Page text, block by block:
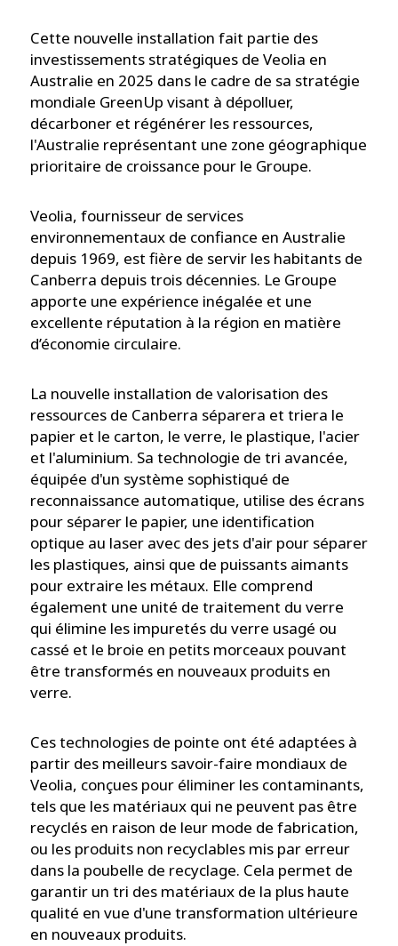
Cette nouvelle installation fait partie des
investissements stratégiques de Veolia en
Australie en 2025 dans le cadre de sa stratégie
mondiale GreenUp visant à dépolluer,
décarboner et régénérer les ressources,
l'Australie représentant une zone géographique
prioritaire de croissance pour le Groupe.
Veolia, fournisseur de services
environnementaux de confiance en Australie
depuis 1969, est fière de servir les habitants de
Canberra depuis trois décennies. Le Groupe
apporte une expérience inégalée et une
excellente réputation à la région en matière
d’économie circulaire.
La nouvelle installation de valorisation des
ressources de Canberra séparera et triera le
papier et le carton, le verre, le plastique, l'acier
et l'aluminium. Sa technologie de tri avancée,
équipée d'un système sophistiqué de
reconnaissance automatique, utilise des écrans
pour séparer le papier, une identification
optique au laser avec des jets d'air pour séparer
les plastiques, ainsi que de puissants aimants
pour extraire les métaux. Elle comprend
également une unité de traitement du verre
qui élimine les impuretés du verre usagé ou
cassé et le broie en petits morceaux pouvant
être transformés en nouveaux produits en
verre.
Ces technologies de pointe ont été adaptées à
partir des meilleurs savoir-faire mondiaux de
Veolia, conçues pour éliminer les contaminants,
tels que les matériaux qui ne peuvent pas être
recyclés en raison de leur mode de fabrication,
ou les produits non recyclables mis par erreur
dans la poubelle de recyclage. Cela permet de
garantir un tri des matériaux de la plus haute
qualité en vue d'une transformation ultérieure
en nouveaux produits.